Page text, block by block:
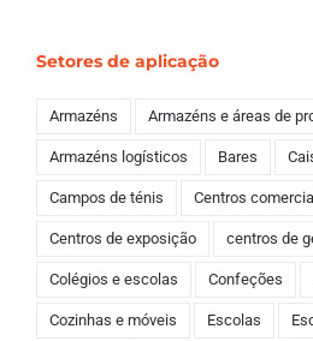
Setores de aplicação
Armazéns Armazéns e áreas de
Armazéns logísticos Bares
Campos de ténis Centros
Centros de exposição centros de
Colégios e escolas Confeções
Cozinhas e móveis Escolas